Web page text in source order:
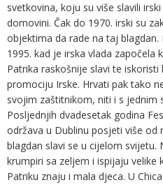
svetkovina, koju su više slavili
domovini. Čak do 1970. irski su
objektima da rade na taj
1995. kad je irska vlada započela
Patrika raskošnije slavi te
promociju Irske. Hrvati pak tako
svojim zaštitnikom, niti i s jednim
Posljednjih dvadesetak godina
održava u Dublinu posjeti više od
blagdan slavi se u cijelom svijetu.
krumpiri sa zeljem i ispijaju velike
Patriku znaju i mala djeca. U